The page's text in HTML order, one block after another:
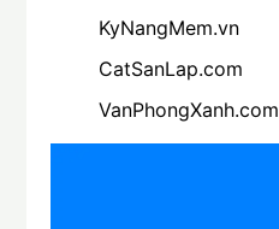
KyNangMem.vn
CatSanLap.com
VanPhongXanh.com